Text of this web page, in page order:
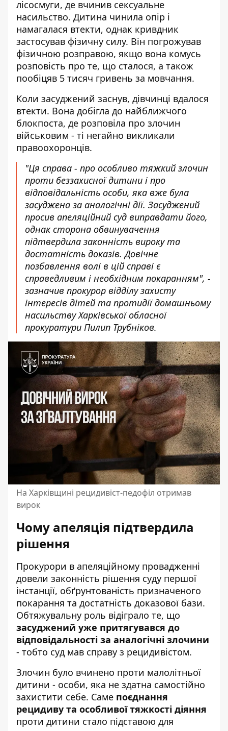
лісосмуги, де вчинив сексуальне
насильство. Дитина чинила опір і
намагалася втекти, однак кривдник
застосував фізичну силу. Він погрожував
фізичною розправою, якщо вона комусь
розповість про те, що сталося, а також
пообіцяв 5 тисяч гривень за мовчання.
Коли засуджений заснув, дівчинці вдалося
втекти. Вона добігла до найближчого
блокпоста, де розповіла про злочин
військовим - ті негайно викликали
правоохоронців.
"Ця справа - про особливо тяжкий злочин
проти беззахисної дитини і про
відповідальність особи, яка вже була
засуджена за аналогічні дії. Засуджений
просив апеляційний суд виправдати його,
однак сторона обвинувачення
підтвердила законність вироку та
достатність доказів. Довічне
позбавлення волі в цій справі є
справедливим і необхідним покаранням", -
зазначив прокурор відділу захисту
інтересів дітей та протидії домашньому
насильству Харківської обласної
прокуратури Пилип Трубніков.
На Харківщині рецидивіст-педофіл отримав
вирок
Чому апеляція підтвердила
рішення
Прокурори в апеляційному провадженні
довели законність рішення суду першої
інстанції, обґрунтованість призначеного
покарання та достатність доказової бази.
Обтяжувальну роль відіграло те, що
засуджений уже притягувався до
відповідальності за аналогічні злочини
- тобто суд мав справу з рецидивістом.
Злочин було вчинено проти малолітньої
дитини - особи, яка не здатна самостійно
захистити себе. Саме поєднання
рецидиву та особливої тяжкості діяння
проти дитини стало підставою для